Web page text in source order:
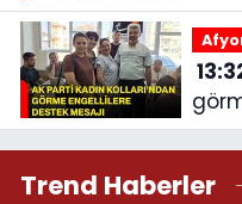
Trend Haberler